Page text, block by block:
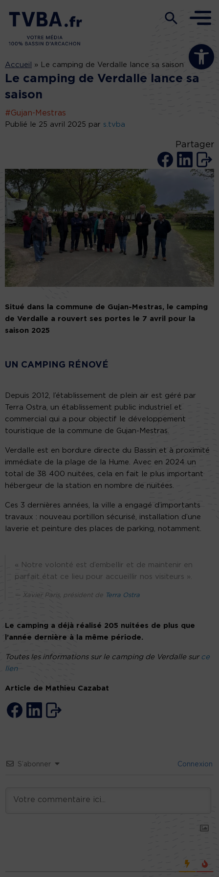
Ouvrir la
Accueil » Le camping de Verdalle lance sa saison
Le camping de Verdalle lance sa
saison
#Gujan-Mestras
Publié le 25 avril 2025 par s.tvba
Partager
Situé dans la commune de Gujan-Mestras, le camping
de Verdalle a rouvert ses portes le 7 avril pour la
saison 2025
UN CAMPING RÉNOVÉ
Depuis 2012, l’établissement de plein air est géré par
Terra Ostra, un établissement public industriel et
commercial qui a pour objectif le développement
touristique de la commune de Gujan-Mestras.
Verdalle est en bordure directe du Bassin et à proximité
immédiate de la plage de la Hume. Avec en 2024 un
total de 38 400 nuitées, cela en fait le plus important
hébergeur de la station en nombre de nuitées.
Ces 3 dernières années, la ville a engagé d’importants
travaux : nouveau portillon sécurisé, installation d’une
laverie et peinture des places de parking, notamment.
« Notre volonté est d’embellir et de maintenir en
parfait état ce lieu pour accueillir nos visiteurs ».
Xavier Paris, président de Terra Ostra
Le camping a déjà réalisé 205 nuitées de plus que
l’année dernière à la même période.
Toutes les informations sur le camping de Verdalle sur ce
lien
Article de Mathieu Cazabat
S’abonner Connexion